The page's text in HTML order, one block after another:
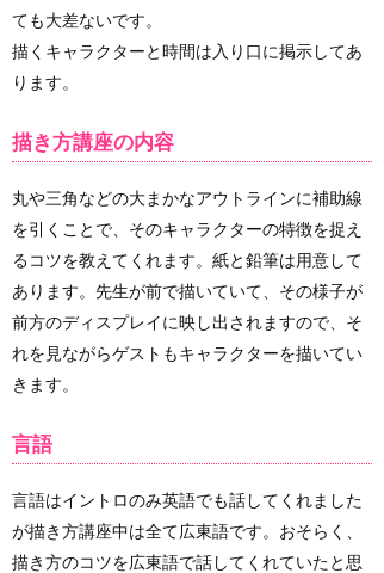
ても大差ないです。
描くキャラクターと時間は入り口に掲示してあ
ります。
描き方講座の内容
丸や三角などの大まかなアウトラインに補助線
を引くことで、そのキャラクターの特徴を捉え
るコツを教えてくれます。紙と鉛筆は用意して
あります。先生が前で描いていて、その様子が
前方のディスプレイに映し出されますので、そ
れを見ながらゲストもキャラクターを描いてい
きます。
言語
言語はイントロのみ英語でも話してくれました
が描き方講座中は全て広東語です。おそらく、
描き方のコツを広東語で話してくれていたと思